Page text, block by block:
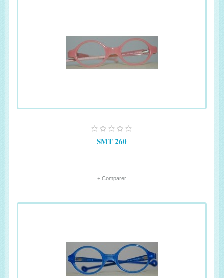
SMT 260
+ Comparer